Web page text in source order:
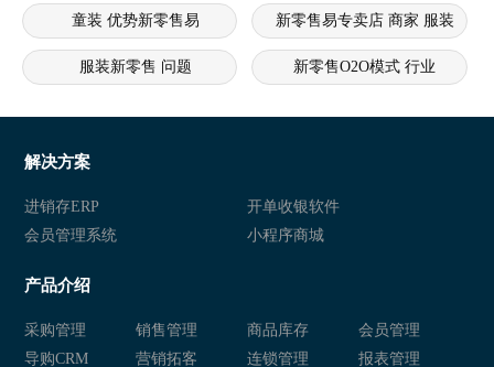
童装 优势新零售易 新零售易专卖店 商家 服装
服装新零售 问题 新零售O2O模式 行业
新零售商城 行业
新零售 衣盈易 衣盈易 新零售
新零售 衣盈易
解决方案
进销存ERP
开单收银软件
会员管理系统
小程序商城
产品介绍
采购管理 销售管理 商品库存
会员管理
导购CRM
营销拓客 连锁管理 报表管理